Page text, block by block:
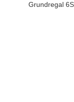
Grundregal